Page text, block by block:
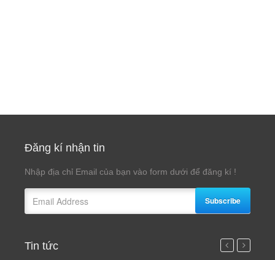
Đăng kí nhận tin
Nhập địa chỉ Email của bạn vào form dưới để đăng kí !
Subscribe
Tin tức